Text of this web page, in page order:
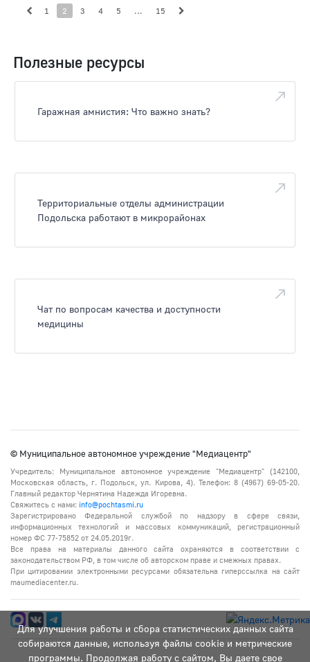
1 2 3 4 5 ... 15
Полезные ресурсы
Гаражная амнистия: Что важно знать?
Территориальные отделы администрации
Подольска работают в микрорайонах
Чат по вопросам качества и доступности
медицины
Для улучшения работы и сбора статистических данных сайта
собираются данные, используя файлы cookie и метрические
программы. Продолжая работу с сайтом, Вы даете свое
© Муниципальное автономное учреждение "Медиацентр"
Учредитель: Муниципальное автономное учреждение "Медиацентр" (142100,
Московская область, г. Подольск, ул. Кирова, 4). Телефон: 8 (4967) 69-05-20.
Главный редактор Чернятина Надежда Игоревна.
Свяжитесь с нами: info@pochtasmi.ru
Зарегистрировано Федеральной службой по надзору в сфере связи,
информационных технологий и массовых коммуникаций, регистрационный
номер ФС 77-75852 от 24.05.2019г.
Все права на материалы данного сайта охраняются в соответствии с
законодательством РФ, в том числе об авторском праве и смежных правах.
При цитировании электронными ресурсами обязательна гиперссылка на сайт
maumediacenter.ru.